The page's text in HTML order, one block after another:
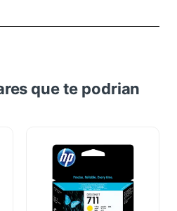
que te podrian